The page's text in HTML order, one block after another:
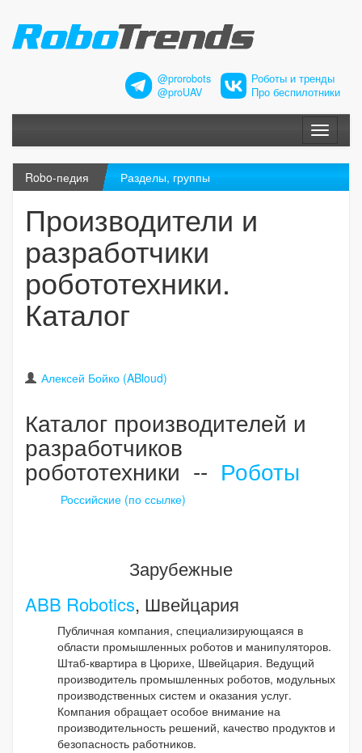
@prorobots
@proUAV
Роботы и тренды
Про беспилотники
Меню
Robo-педия Разделы, группы
Производители и
разработчики
робототехники.
Каталог
Алексей Бойко (ABloud)
Каталог производителей и
разработчиков
робототехники -- Роботы
Российские (по ссылке)
Зарубежные
ABB Robotics, Швейцария
Публичная компания, специализирующаяся в
области промышленных роботов и манипуляторов.
Штаб-квартира в Цюрихе, Швейцария. Ведущий
производитель промышленных роботов, модульных
производственных систем и оказания услуг.
Компания обращает особое внимание на
производительность решений, качество продуктов и
безопасность работников.